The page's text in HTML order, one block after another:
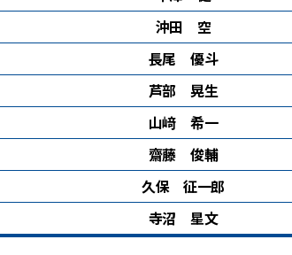
沖田 空
長尾 優斗
芦部 晃生
山﨑 希一
齋藤 俊輔
久保 征一郎
寺沼 星文